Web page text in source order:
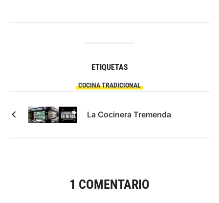
ETIQUETAS
COCINA TRADICIONAL
La Cocinera Tremenda
1 COMENTARIO